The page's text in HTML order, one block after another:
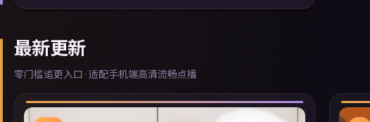
型高分佳作，畅享高清在线追剧体验。
最新更新
零门槛追更入口 · 适配手机端高清流畅点播